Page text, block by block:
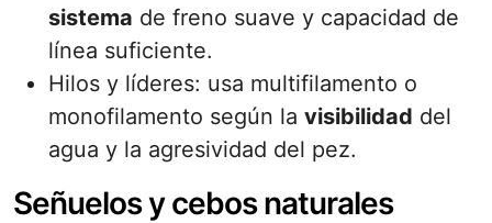
sistema de freno suave y capacidad de
línea suficiente.
Hilos y líderes: usa multifilamento o
monofilamento según la visibilidad del
agua y la agresividad del pez.
Señuelos y cebos naturales